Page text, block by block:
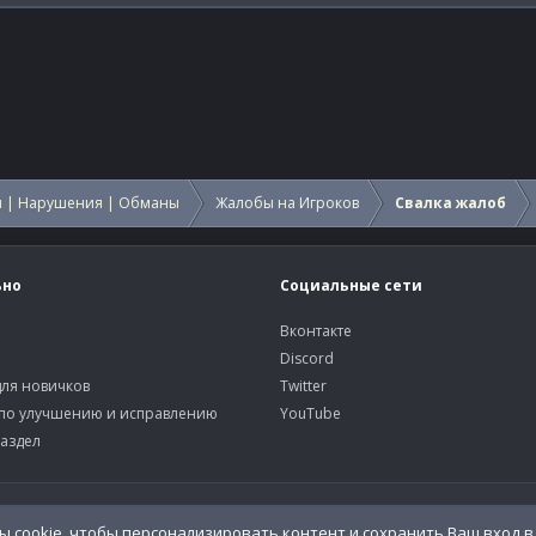
| Нарушения | Обманы Жалобы на Игроков Свалка жалоб
новичков
улучшению и исправлению
Социальные сети
Вконтакте
Discord
Twitter
YouTube